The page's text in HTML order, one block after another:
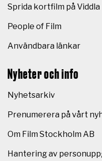
Sprida kortfilm på Viddla
People of Film
Användbara länkar
Nyheter och info
Nyhetsarkiv
Prenumerera på vårt
Om Film Stockholm AB
Hantering av